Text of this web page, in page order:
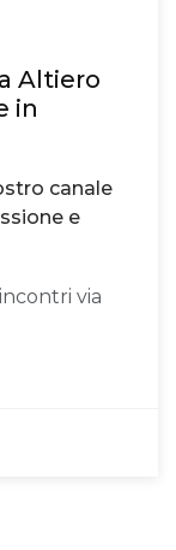
Altiero
in
canale
e
via